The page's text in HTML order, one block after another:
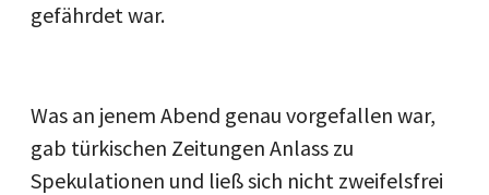
gefährdet war.
Was an jenem Abend genau vorgefallen war,
gab türkischen Zeitungen Anlass zu
Spekulationen und ließ sich nicht zweifelsfrei